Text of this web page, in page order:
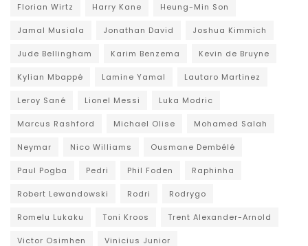
Florian Wirtz Harry Kane Heung-Min Son
Jamal Musiala Jonathan David Joshua Kimmich
Jude Bellingham Karim Benzema Kevin de Bruyne
Kylian Mbappé Lamine Yamal Lautaro Martinez
Leroy Sané Lionel Messi Luka Modric
Marcus Rashford Michael Olise Mohamed Salah
Neymar Nico Williams Ousmane Dembélé
Paul Pogba Pedri Phil Foden Raphinha
Robert Lewandowski Rodri Rodrygo
Romelu Lukaku Toni Kroos Trent Alexander-Arnold
Victor Osimhen Vinicius Junior